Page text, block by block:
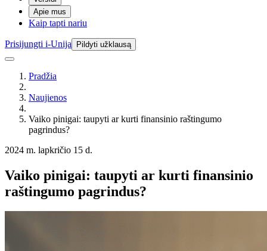
Apie mus
Kaip tapti nariu
Prisijungti i-Unija Pildyti užklausą
Pradžia
Naujienos
Vaiko pinigai: taupyti ar kurti finansinio raštingumo
pagrindus?
2024 m. lapkričio 15 d.
Vaiko pinigai: taupyti ar kurti finansinio
raštingumo pagrindus?